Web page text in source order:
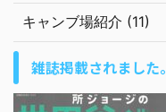
キャンブ場紹介 (11)
雑誌掲載されました。